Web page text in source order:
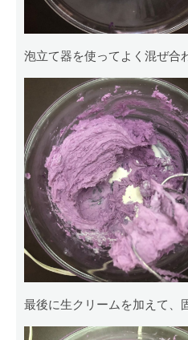
泡立て器を使ってよく混ぜ合
最後に生クリームを加えて、